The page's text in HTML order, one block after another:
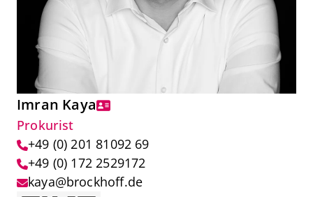
Imran Kaya
Prokurist
+49 (0) 201 81092 69
+49 (0) 172 2529172
kaya@brockhoff.de